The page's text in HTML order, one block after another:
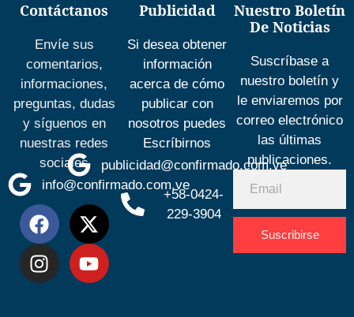
Contáctanos
Envíe sus
comentarios,
informaciones,
preguntas, dudas
y síguenos en
nuestras redes
sociales
info@confirmado.com.ve
Publicidad
Si desea obtener
información
acerca de cómo
publicar con
nosotros puedes
Escríbirnos
publicidad@confirmado.com.ve
+58-0424-
229-3904
Nuestro Boletín
De Noticias
Suscríbase a
nuestro boletín y
le enviaremos por
correo electrónico
las últimas
publicaciones.
Suscribirse